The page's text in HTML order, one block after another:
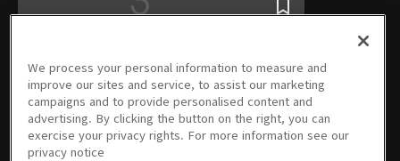
에피소드
We process your personal information to measure and
improve our sites and service, to assist our marketing
campaigns and to provide personalised content and
advertising. By clicking the button on the right, you can
exercise your privacy rights. For more information see our
privacy notice